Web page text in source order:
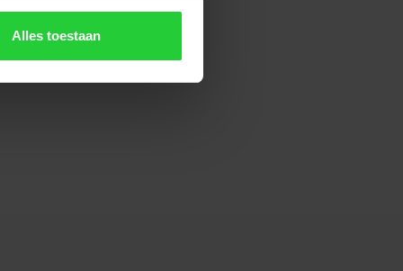
Alles toestaan